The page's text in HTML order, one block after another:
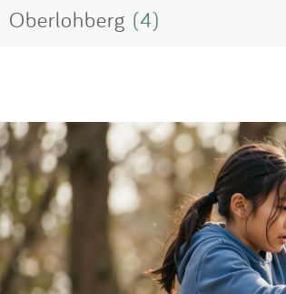
Oberlohberg (4)